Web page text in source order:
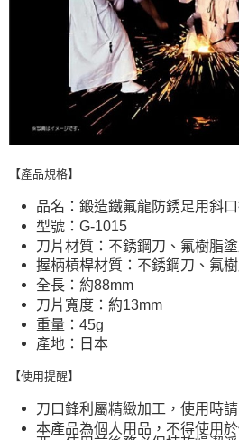
【產品規格】
品名：鍛造鐵氟龍防銹足用斜
型號：G-1015
刀片材質：不銹鋼刀、氟樹脂
握柄槓桿材質：不銹鋼刀、氟
全長：約88mm
刀片寬度：約13mm
重量：45g
產地：日本
【使用提醒】
刀口鋒利屬精緻加工，使用時
本產品為個人用品，不得使用